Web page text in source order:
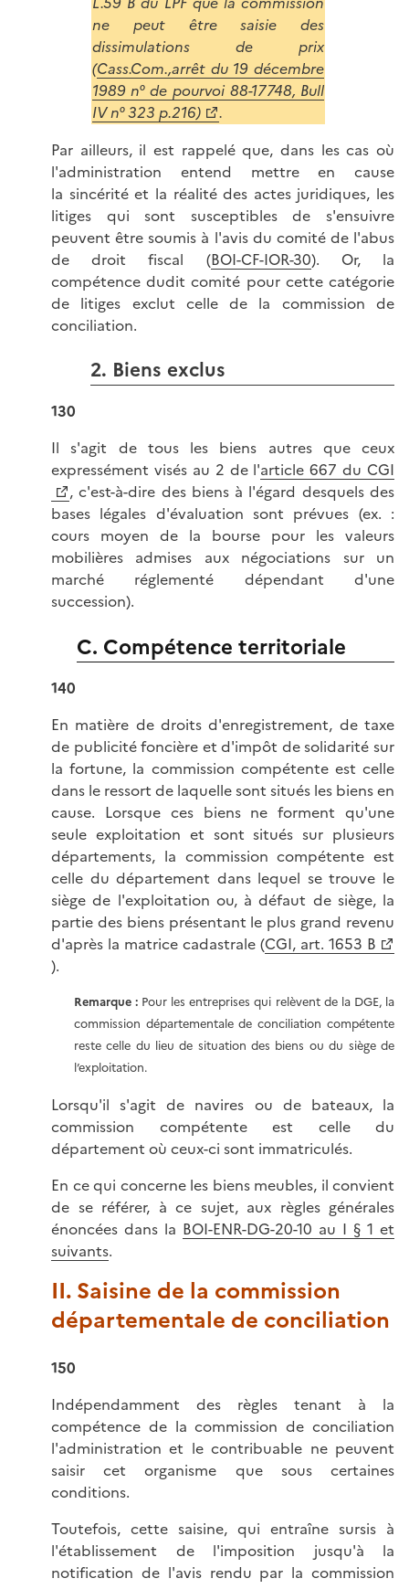
ne peut être saisie des
dissimulations de prix
(Cass.Com.,arrêt du 19 décembre
1989 n° de pourvoi 88-17748, Bull
IV n° 323 p.216)
.
Par ailleurs, il est rappelé que, dans les cas où
l'administration entend mettre en cause
la sincérité et la réalité des actes juridiques, les
litiges qui sont susceptibles de s'ensuivre
peuvent être soumis à l'avis du comité de l'abus
de droit fiscal (BOI-CF-IOR-30). Or, la
compétence dudit comité pour cette catégorie
de litiges exclut celle de la commission de
conciliation.
2. Biens exclus
130
Il s'agit de tous les biens autres que ceux
expressément visés au 2 de l'article 667 du CGI
, c'est-à-dire des biens à l'égard desquels des
bases légales d'évaluation sont prévues (ex. :
cours moyen de la bourse pour les valeurs
mobilières admises aux négociations sur un
marché réglementé dépendant d'une
succession).
C. Compétence territoriale
140
En matière de droits d'enregistrement, de taxe
de publicité foncière et d'impôt de solidarité sur
la fortune, la commission compétente est celle
dans le ressort de laquelle sont situés les biens en
cause. Lorsque ces biens ne forment qu'une
seule exploitation et sont situés sur plusieurs
départements, la commission compétente est
celle du département dans lequel se trouve le
siège de l'exploitation ou, à défaut de siège, la
partie des biens présentant le plus grand revenu
d'après la matrice cadastrale (CGI, art. 1653 B
).
Remarque : Pour les entreprises qui relèvent de la DGE, la
commission départementale de conciliation compétente
reste celle du lieu de situation des biens ou du siège de
l’exploitation.
Lorsqu'il s'agit de navires ou de bateaux, la
commission compétente est celle du
département où ceux-ci sont immatriculés.
En ce qui concerne les biens meubles, il convient
de se référer, à ce sujet, aux règles générales
énoncées dans la BOI-ENR-DG-20-10 au I § 1 et
suivants.
II. Saisine de la commission
départementale de conciliation
150
Indépendamment des règles tenant à la
compétence de la commission de conciliation
l'administration et le contribuable ne peuvent
saisir cet organisme que sous certaines
conditions.
Toutefois, cette saisine, qui entraîne sursis à
l'établissement de l'imposition jusqu'à la
notification de l'avis rendu par la commission